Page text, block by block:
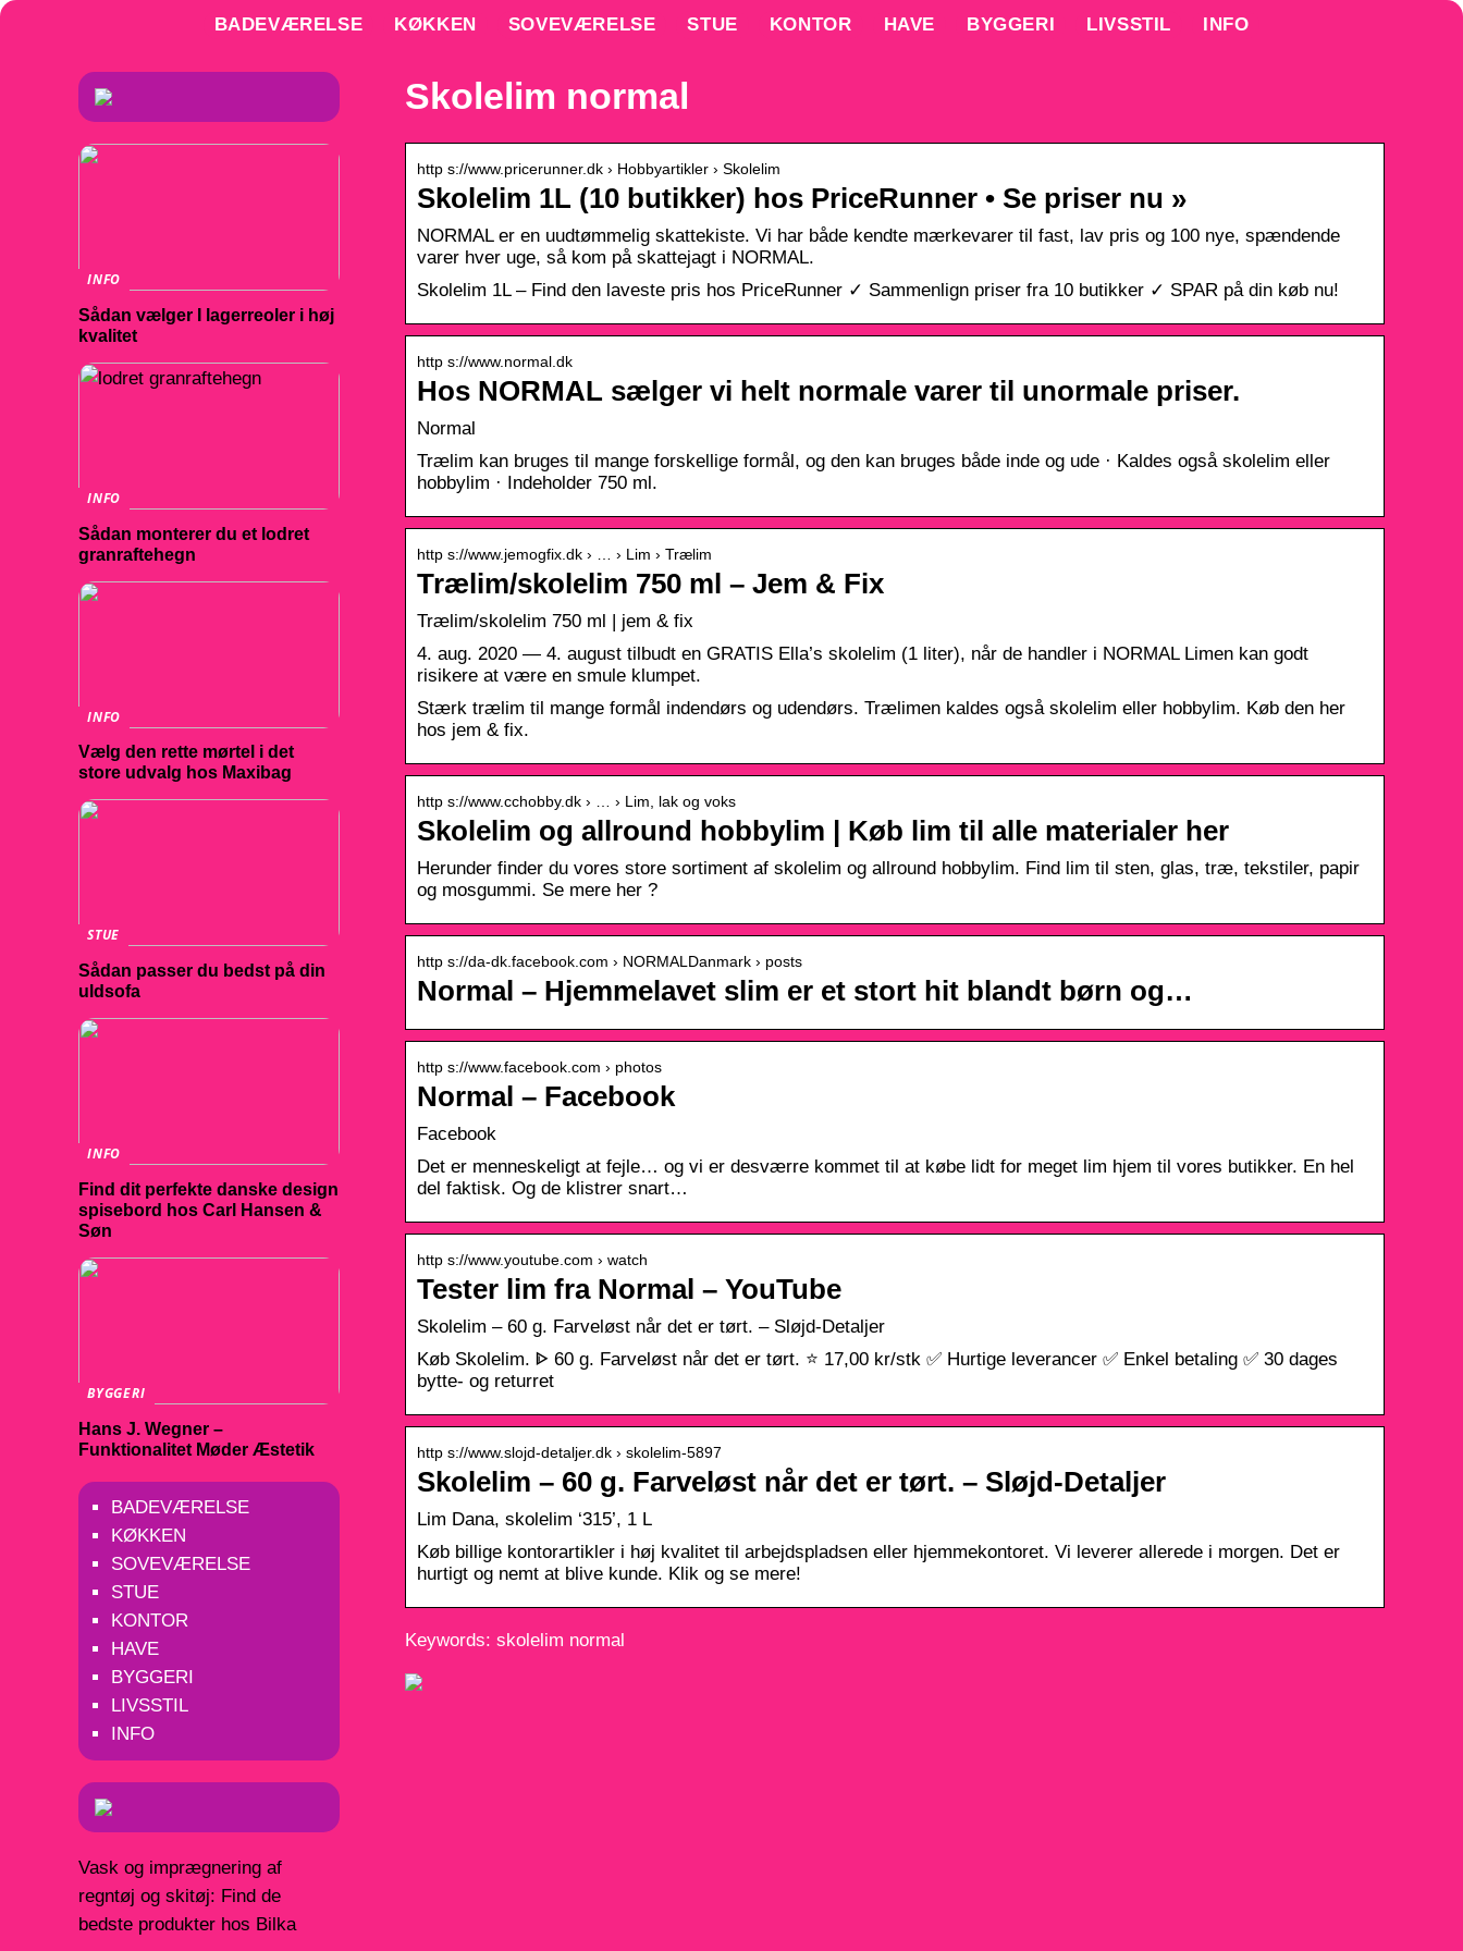
BADEVÆRELSE KØKKEN SOVEVÆRELSE STUE KONTOR HAVE BYGGERI LIVSSTIL INFO
Skolelim normal
http s://www.pricerunner.dk › Hobbyartikler › Skolelim
Skolelim 1L (10 butikker) hos PriceRunner • Se priser nu »
NORMAL er en uudtømmelig skattekiste. Vi har både kendte mærkevarer til fast, lav pris og 100 nye, spændende
varer hver uge, så kom på skattejagt i NORMAL.
Skolelim 1L – Find den laveste pris hos PriceRunner ✓ Sammenlign priser fra 10 butikker ✓ SPAR på din køb nu!
http s://www.normal.dk
Hos NORMAL sælger vi helt normale varer til unormale priser.
Normal
Trælim kan bruges til mange forskellige formål, og den kan bruges både inde og ude · Kaldes også skolelim eller
hobbylim · Indeholder 750 ml.
http s://www.jemogfix.dk › … › Lim › Trælim
Trælim/skolelim 750 ml – Jem & Fix
Trælim/skolelim 750 ml | jem & fix
4. aug. 2020 — 4. august tilbudt en GRATIS Ella’s skolelim (1 liter), når de handler i NORMAL Limen kan godt
risikere at være en smule klumpet.
Stærk trælim til mange formål indendørs og udendørs. Trælimen kaldes også skolelim eller hobbylim. Køb den her
hos jem & fix.
http s://www.cchobby.dk › … › Lim, lak og voks
Skolelim og allround hobbylim | Køb lim til alle materialer her
Herunder finder du vores store sortiment af skolelim og allround hobbylim. Find lim til sten, glas, træ, tekstiler, papir
og mosgummi. Se mere her ?
http s://da-dk.facebook.com › NORMALDanmark › posts
Normal – Hjemmelavet slim er et stort hit blandt børn og…
http s://www.facebook.com › photos
Normal – Facebook
Facebook
Det er menneskeligt at fejle… og vi er desværre kommet til at købe lidt for meget lim hjem til vores butikker. En hel
del faktisk. Og de klistrer snart…
http s://www.youtube.com › watch
Tester lim fra Normal – YouTube
Skolelim – 60 g. Farveløst når det er tørt. – Sløjd-Detaljer
Køb Skolelim. ᐈ 60 g. Farveløst når det er tørt. ⭐ 17,00 kr/stk ✅ Hurtige leverancer ✅ Enkel betaling ✅ 30 dages
bytte- og returret
http s://www.slojd-detaljer.dk › skolelim-5897
Skolelim – 60 g. Farveløst når det er tørt. – Sløjd-Detaljer
Lim Dana, skolelim ‘315’, 1 L
Køb billige kontorartikler i høj kvalitet til arbejdspladsen eller hjemmekontoret. Vi leverer allerede i morgen. Det er
hurtigt og nemt at blive kunde. Klik og se mere!
Keywords: skolelim normal
INFO
Sådan vælger I lagerreoler i høj
kvalitet
INFO
Sådan monterer du et lodret
granraftehegn
INFO
Vælg den rette mørtel i det
store udvalg hos Maxibag
STUE
Sådan passer du bedst på din
uldsofa
INFO
Find dit perfekte danske design
spisebord hos Carl Hansen &
Søn
BYGGERI
Hans J. Wegner –
Funktionalitet Møder Æstetik
BADEVÆRELSE
KØKKEN
SOVEVÆRELSE
STUE
KONTOR
HAVE
BYGGERI
LIVSSTIL
INFO
Vask og imprægnering af
regntøj og skitøj: Find de
bedste produkter hos Bilka